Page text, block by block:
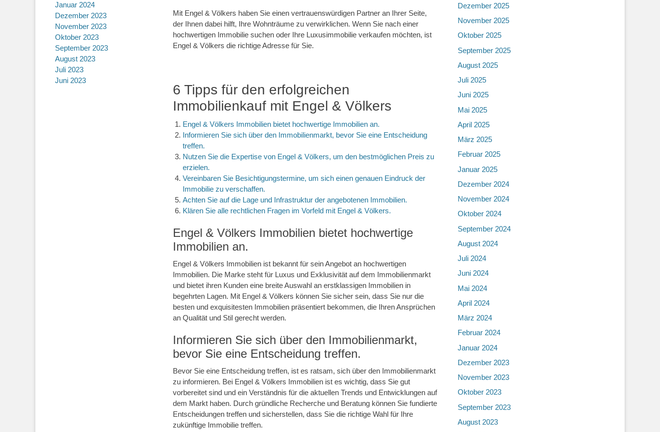
Mit Engel & Völkers haben Sie einen vertrauenswürdigen Partner an Ihrer Seite,
der Ihnen dabei hilft, Ihre Wohnträume zu verwirklichen. Wenn Sie nach einer
hochwertigen Immobilie suchen oder Ihre Luxusimmobilie verkaufen möchten, ist
Engel & Völkers die richtige Adresse für Sie.
6 Tipps für den erfolgreichen
Immobilienkauf mit Engel & Völkers
Engel & Völkers Immobilien bietet hochwertige Immobilien an.
Informieren Sie sich über den Immobilienmarkt, bevor Sie eine Entscheidung
treffen.
Nutzen Sie die Expertise von Engel & Völkers, um den bestmöglichen Preis zu
erzielen.
Vereinbaren Sie Besichtigungstermine, um sich einen genauen Eindruck der
Immobilie zu verschaffen.
Achten Sie auf die Lage und Infrastruktur der angebotenen Immobilien.
Klären Sie alle rechtlichen Fragen im Vorfeld mit Engel & Völkers.
Engel & Völkers Immobilien bietet hochwertige
Immobilien an.
Engel & Völkers Immobilien ist bekannt für sein Angebot an hochwertigen
Immobilien. Die Marke steht für Luxus und Exklusivität auf dem Immobilienmarkt
und bietet ihren Kunden eine breite Auswahl an erstklassigen Immobilien in
begehrten Lagen. Mit Engel & Völkers können Sie sicher sein, dass Sie nur die
besten und exquisitesten Immobilien präsentiert bekommen, die Ihren Ansprüchen
an Qualität und Stil gerecht werden.
Informieren Sie sich über den Immobilienmarkt,
bevor Sie eine Entscheidung treffen.
Bevor Sie eine Entscheidung treffen, ist es ratsam, sich über den Immobilienmarkt
zu informieren. Bei Engel & Völkers Immobilien ist es wichtig, dass Sie gut
vorbereitet sind und ein Verständnis für die aktuellen Trends und Entwicklungen auf
dem Markt haben. Durch gründliche Recherche und Beratung können Sie fundierte
Entscheidungen treffen und sicherstellen, dass Sie die richtige Wahl für Ihre
zukünftige Immobilie treffen.
Dezember 2025
November 2025
Oktober 2025
September 2025
August 2025
Juli 2025
Juni 2025
Mai 2025
April 2025
März 2025
Februar 2025
Januar 2025
Dezember 2024
November 2024
Oktober 2024
September 2024
August 2024
Juli 2024
Juni 2024
Mai 2024
April 2024
März 2024
Februar 2024
Januar 2024
Dezember 2023
November 2023
Oktober 2023
September 2023
August 2023
Januar 2024
Dezember 2023
November 2023
Oktober 2023
September 2023
August 2023
Juli 2023
Juni 2023